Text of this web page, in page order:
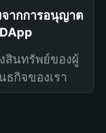
จากการอนุญาต
สินทรัพย์ของผู้
กิจของเรา